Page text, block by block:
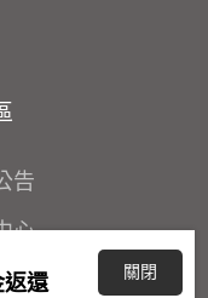
返還 關閉
告
心